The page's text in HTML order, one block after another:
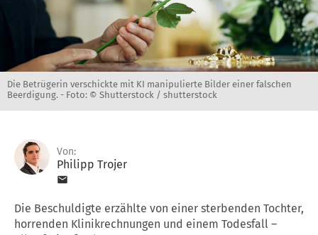
Die Betrügerin verschickte mit KI manipulierte Bilder einer falschen
Beerdigung. - Foto: © Shutterstock / shutterstock
Von:
Philipp Trojer
Die Beschuldigte erzählte von einer sterbenden Tochter,
horrenden Klinikrechnungen und einem Todesfall –